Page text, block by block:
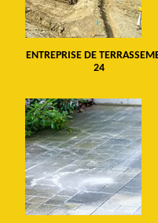
ENTREPRISE DE
24